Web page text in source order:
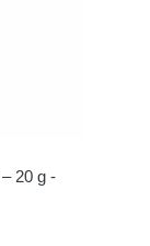
20 g -